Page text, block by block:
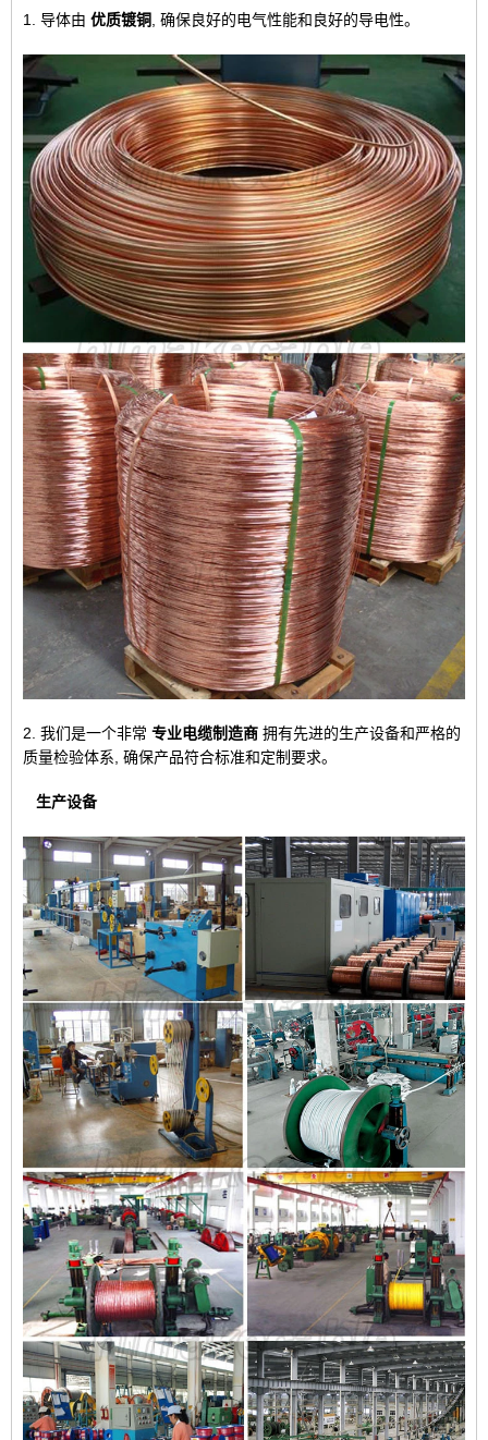
1. 导体由 优质镀铜 , 确保良好的电气性能和良好的导电性。
2. 我们是一个非常 专业电缆制造商 拥有先进的生产设备和严格的
质量检验体系, 确保产品符合标准和定制要求。
生产设备